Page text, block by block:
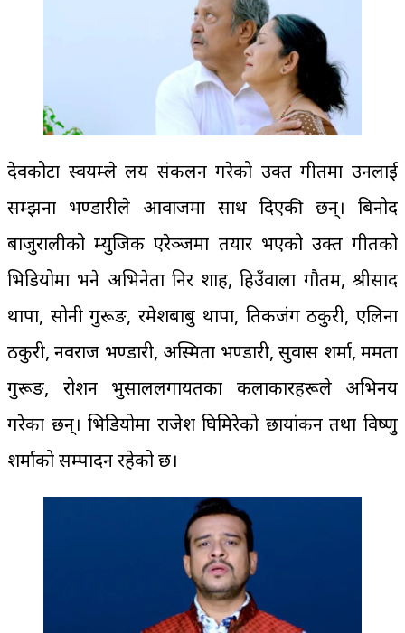
देवकोटा स्वयम्ले लय संकलन गरेको उक्त गीतमा उनलाई
सम्झना भण्डारीले आवाजमा साथ दिएकी छन्। बिनोद
बाजुरालीको म्युजिक एरेञ्जमा तयार भएको उक्त गीतको
भिडियोमा भने अभिनेता निर शाह, हिउँवाला गौतम, श्रीप्रसाद
थापा, सोनी गुरूङ, रमेशबाबु थापा, प्रतिकजंग ठकुरी, एलिना
ठकुरी, नवराज भण्डारी, अस्मिता भण्डारी, सुवास शर्मा, ममता
गुरूङ, रोशन भुसाललगायतका कलाकारहरूले अभिनय
गरेका छन्। भिडियोमा राजेश घिमिरेको छायांकन तथा विष्णु
शर्माको सम्पादन रहेको छ।